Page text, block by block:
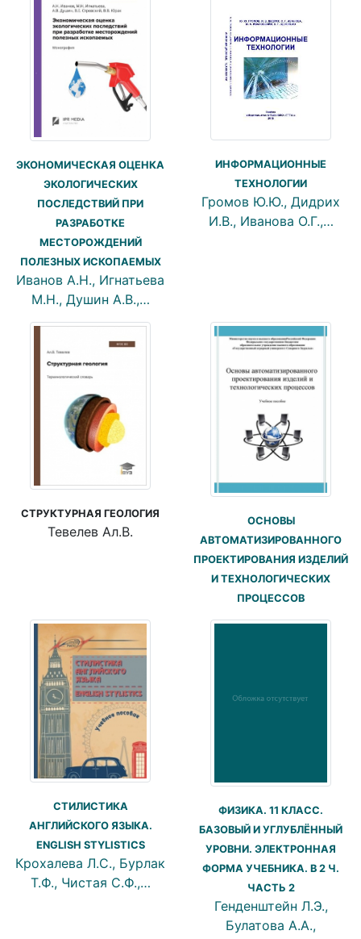
ЭКОНОМИЧЕСКАЯ ОЦЕНКА
ЭКОЛОГИЧЕСКИХ
ПОСЛЕДСТВИЙ ПРИ
РАЗРАБОТКЕ
МЕСТОРОЖДЕНИЙ
ПОЛЕЗНЫХ ИСКОПАЕМЫХ
Иванов А.Н., Игнатьева
М.Н., Душин А.В.,…
ИНФОРМАЦИОННЫЕ
ТЕХНОЛОГИИ
Громов Ю.Ю., Дидрих
И.В., Иванова О.Г.,…
СТРУКТУРНАЯ ГЕОЛОГИЯ
Тевелев Ал.В.
ОСНОВЫ
АВТОМАТИЗИРОВАННОГО
ПРОЕКТИРОВАНИЯ ИЗДЕЛИЙ
И ТЕХНОЛОГИЧЕСКИХ
ПРОЦЕССОВ
СТИЛИСТИКА
АНГЛИЙСКОГО ЯЗЫКА.
ENGLISH STYLISTICS
Крохалева Л.С., Бурлак
Т.Ф., Чистая С.Ф.,…
ФИЗИКА. 11 КЛАСС.
БАЗОВЫЙ И УГЛУБЛЁННЫЙ
УРОВНИ. ЭЛЕКТРОННАЯ
ФОРМА УЧЕБНИКА. В 2 Ч.
ЧАСТЬ 2
Генденштейн Л.Э.,
Булатова А.А.,